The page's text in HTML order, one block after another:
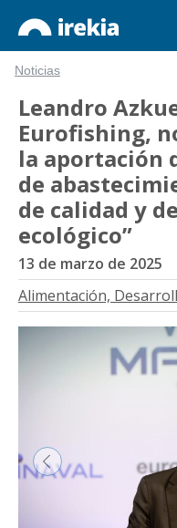
Noticias
Leandro
Eurofishing,
la aportación
de
de calidad y
ecológico”
13 de marzo de 2025
Alimentación,
&lsaquo; Anterior